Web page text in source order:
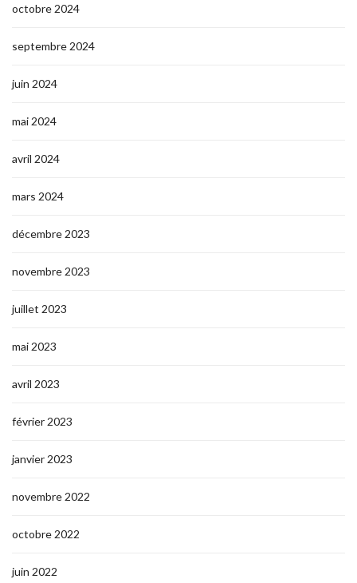
octobre 2024
septembre 2024
juin 2024
mai 2024
avril 2024
mars 2024
décembre 2023
novembre 2023
juillet 2023
mai 2023
avril 2023
février 2023
janvier 2023
novembre 2022
octobre 2022
juin 2022